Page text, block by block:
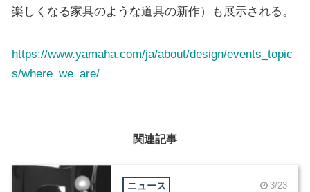
楽しくなる家具のような道具の新作）も展示される。
https://www.yamaha.com/ja/about/design/events_topic
s/where_we_are/
関連記事
ニュース 3/23